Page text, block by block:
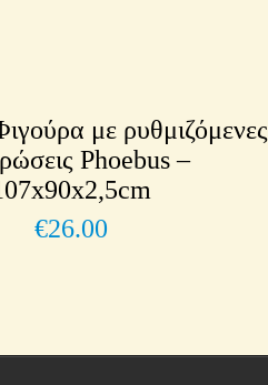
με ρυθμιζόμενες
Phoebus –
€26.00